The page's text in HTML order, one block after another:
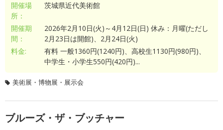
開催場
所：
茨城県近代美術館
開催期
間：
2026年2月10日(火)～4月12日(日) 休み：月曜(ただし
2月23日は開館)、2月24日(火)
料金:
有料 一般1360円(1240円)、高校生1130円(980円)、
中学生・小学生550円(420円)...
美術展・博物展・展示会
ブルーズ・ザ・ブッチャー